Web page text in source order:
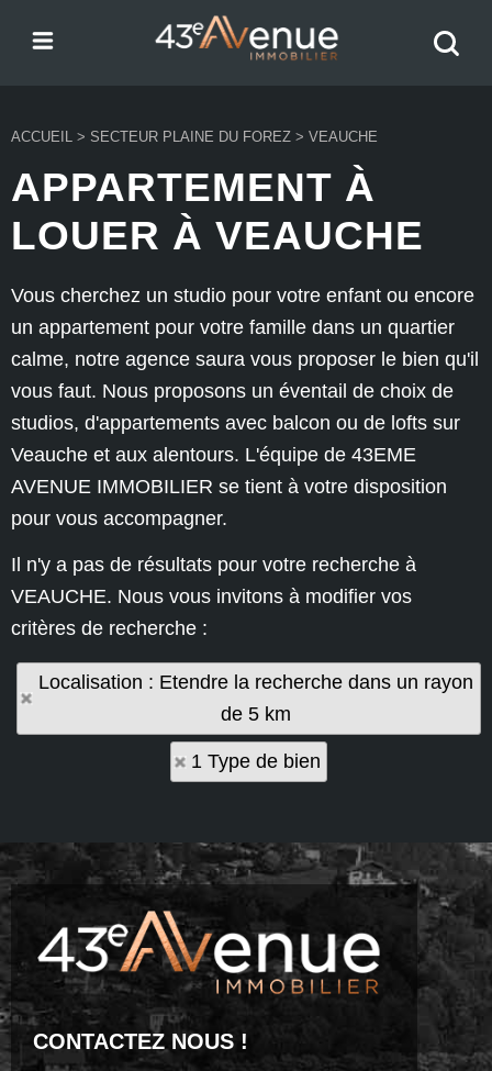
ACCUEIL > SECTEUR PLAINE DU FOREZ > VEAUCHE
APPARTEMENT À
LOUER À VEAUCHE
Vous cherchez un studio pour votre enfant ou encore
un appartement pour votre famille dans un quartier
calme, notre agence saura vous proposer le bien qu'il
vous faut. Nous proposons un éventail de choix de
studios, d'appartements avec balcon ou de lofts sur
Veauche et aux alentours. L'équipe de 43EME
AVENUE IMMOBILIER se tient à votre disposition
pour vous accompagner.
Il n'y a pas de résultats pour votre recherche à
VEAUCHE. Nous vous invitons à modifier vos
critères de recherche :
Localisation : Etendre la recherche dans un rayon
de 5 km
1 Type de bien
CONTACTEZ NOUS !